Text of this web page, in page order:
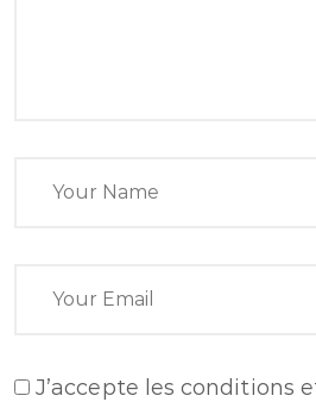
J’accepte les conditions